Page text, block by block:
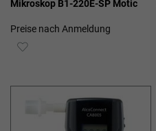
Mikroskop B1-220E-SP Motic
Preise nach Anmeldung
ZUR